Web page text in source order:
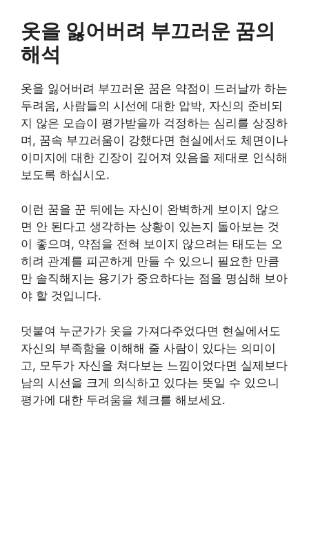
옷을 잃어버려 부끄러운 꿈의
해석
옷을 잃어버려 부끄러운 꿈은 약점이 드러날까 하는
두려움, 사람들의 시선에 대한 압박, 자신의 준비되
지 않은 모습이 평가받을까 걱정하는 심리를 상징하
며, 꿈속 부끄러움이 강했다면 현실에서도 체면이나
이미지에 대한 긴장이 깊어져 있음을 제대로 인식해
보도록 하십시오.
이런 꿈을 꾼 뒤에는 자신이 완벽하게 보이지 않으
면 안 된다고 생각하는 상황이 있는지 돌아보는 것
이 좋으며, 약점을 전혀 보이지 않으려는 태도는 오
히려 관계를 피곤하게 만들 수 있으니 필요한 만큼
만 솔직해지는 용기가 중요하다는 점을 명심해 보아
야 할 것입니다.
덧붙여 누군가가 옷을 가져다주었다면 현실에서도
자신의 부족함을 이해해 줄 사람이 있다는 의미이
고, 모두가 자신을 쳐다보는 느낌이었다면 실제보다
남의 시선을 크게 의식하고 있다는 뜻일 수 있으니
평가에 대한 두려움을 체크를 해보세요.